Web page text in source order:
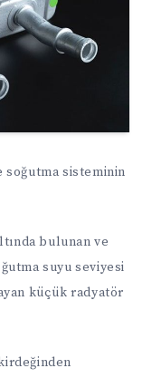
soğutma sisteminin
bulunan ve
suyu seviyesi
küçük radyatör